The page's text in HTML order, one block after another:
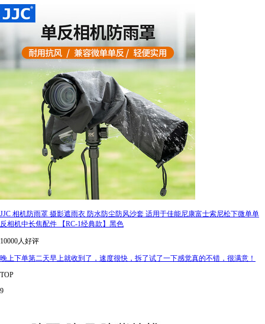
JJC 相机防雨罩 摄影遮雨衣 防水防尘防风沙套 适用于佳能尼康富士索尼松下微单单
反相机中长焦配件 【RC-1经典款】黑色
10000人好评
晚上下单第二天早上就收到了，速度很快，拆了试了一下感觉真的不错，很满意！
TOP
9